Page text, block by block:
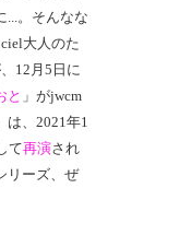
...。そんなな
大人のた
、12月5日に
と 」がjwcm
は、2021年1
て再演され
リーズ、ぜ